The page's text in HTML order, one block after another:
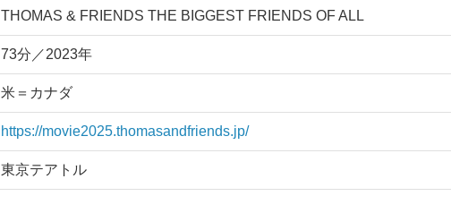
THOMAS & FRIENDS THE BIGGEST FRIENDS OF ALL
73分／2023年
米＝カナダ
https://movie2025.thomasandfriends.jp/
東京テアトル